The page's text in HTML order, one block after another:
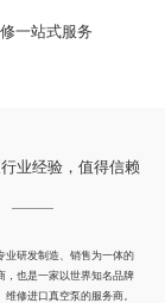
一站式服务
业经验，值得信赖
业研发制造、销售为一体的
，也是一家以世界知名品牌
维修进口真空泵的服务商。